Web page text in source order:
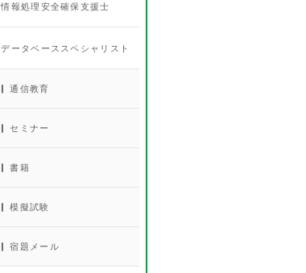
情報処理安全確保支援士
データベーススペシャリスト
通信教育
セミナー
書籍
模擬試験
宿題メール